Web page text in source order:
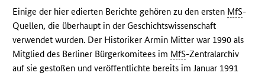
Einige der hier edierten Berichte gehören zu den ersten MfS-
Quellen, die überhaupt in der Geschichtswissenschaft
verwendet wurden. Der Historiker Armin Mitter war 1990 als
Mitglied des Berliner Bürgerkomitees im MfS-Zentralarchiv
auf sie gestoßen und veröffentlichte bereits im Januar 1991